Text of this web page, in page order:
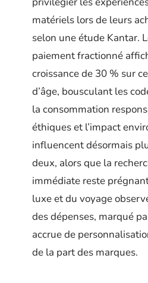
matériels lors de leurs
selon une étude Kantar.
paiement fractionné
croissance de 30 % sur
d’âge, bousculant les
la consommation
éthiques et l’impact
influencent désormais
deux, alors que la
immédiate reste
luxe et du voyage
des dépenses, marqué
accrue de
de la part des marques.